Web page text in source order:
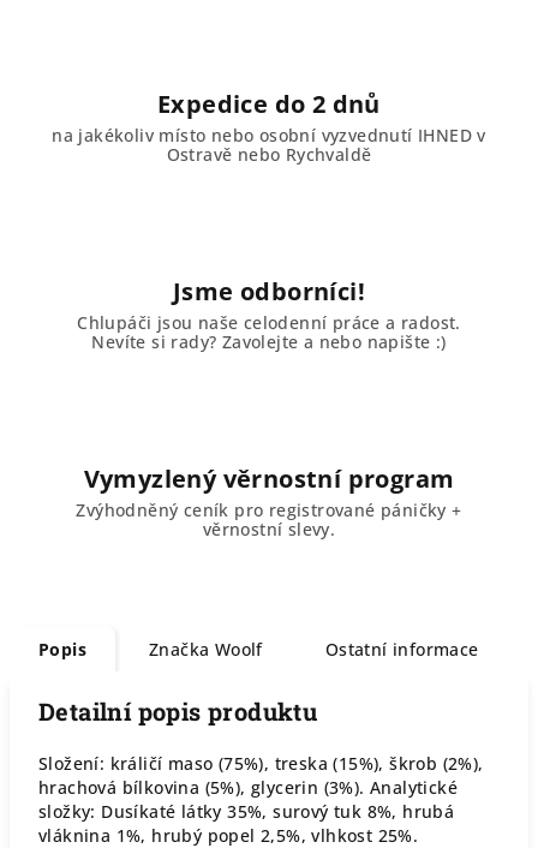
Expedice do 2 dnů
na jakékoliv místo nebo osobní vyzvednutí IHNED v
Ostravě nebo Rychvaldě
Jsme odborníci!
Chlupáči jsou naše celodenní práce a radost.
Nevíte si rady? Zavolejte a nebo napište :)
Vymyzlený věrnostní program
Zvýhodněný ceník pro registrované páničky +
věrnostní slevy.
Popis Značka Woolf Ostatní informace
Detailní popis produktu
Složení: králičí maso (75%), treska (15%), škrob (2%),
hrachová bílkovina (5%), glycerin (3%). Analytické
složky: Dusíkaté látky 35%, surový tuk 8%, hrubá
vláknina 1%, hrubý popel 2,5%, vlhkost 25%.